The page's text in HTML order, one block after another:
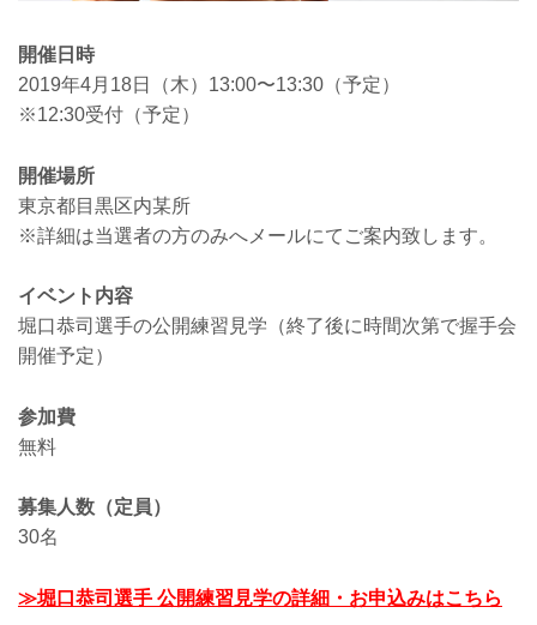
開催日時
2019年4月18日（木）13:00〜13:30（予定）
※12:30受付（予定）
開催場所
東京都目黒区内某所
※詳細は当選者の方のみへメールにてご案内致します。
イベント内容
堀口恭司選手の公開練習見学（終了後に時間次第で握手会
開催予定）
参加費
無料
募集人数（定員）
30名
≫堀口恭司選手 公開練習見学の詳細・お申込みはこちら